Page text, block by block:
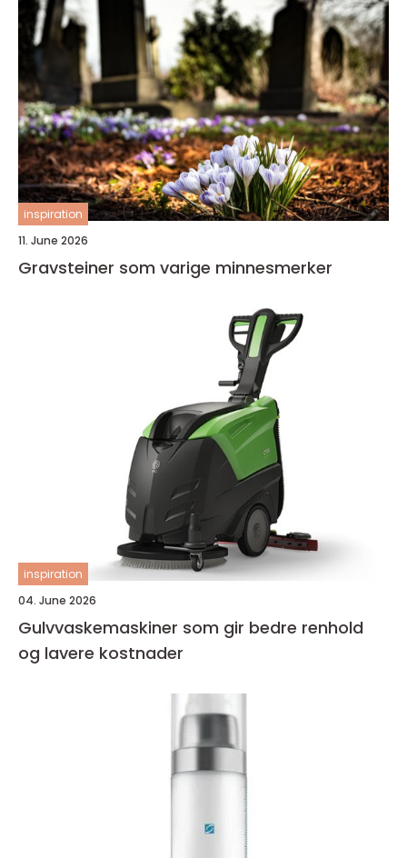
inspiration
11. June 2026
Gravsteiner som varige minnesmerker
inspiration
04. June 2026
Gulvvaskemaskiner som gir bedre renhold
og lavere kostnader